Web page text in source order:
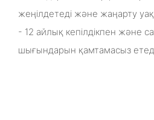
жеңілдетеді және жаңарту
- 12 айлық кепілдікпен және
шығындарын қамтамасыз